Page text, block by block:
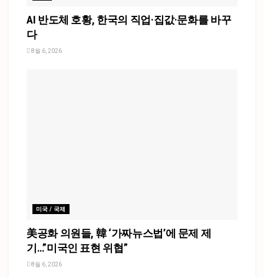
AI 반도체 호황, 한국의 직업·집값·문화를 바꾸
다
8월 6, 2026
미국 / 국제
美공화 의원들, 韓 ‘가짜뉴스법’에 문제 제
기…”미국인 표현 위협”
8월 6, 2026